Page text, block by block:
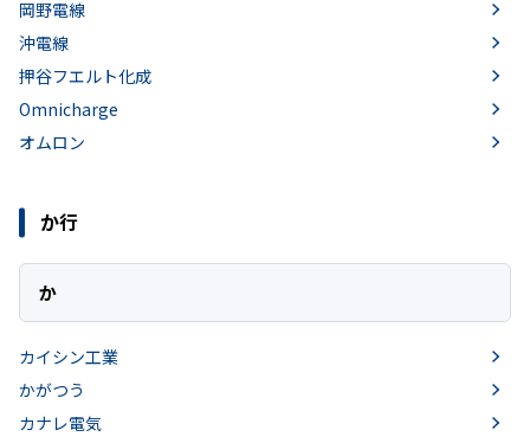
岡野電線
沖電線
押谷フエルト化成
Omnicharge
オムロン
か行
か
カイシン工業
かがつう
カナレ電気